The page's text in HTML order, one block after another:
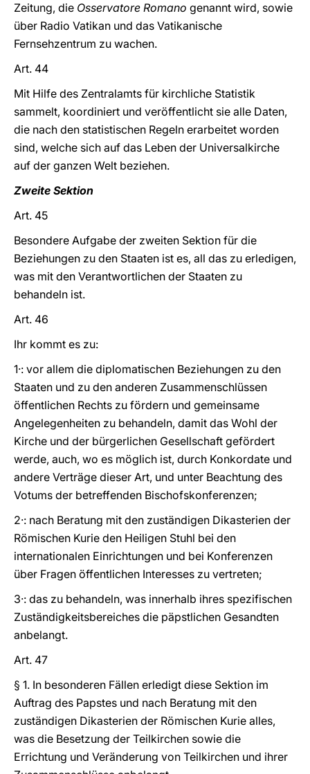
Zeitung, die Osservatore Romano genannt wird, sowie
über Radio Vatikan und das Vatikanische
Fernsehzentrum zu wachen.
Art. 44
Mit Hilfe des Zentralamts für kirchliche Statistik
sammelt, koordiniert und veröffentlicht sie alle Daten,
die nach den statistischen Regeln erarbeitet worden
sind, welche sich auf das Leben der Universalkirche
auf der ganzen Welt beziehen.
Zweite Sektion
Art. 45
Besondere Aufgabe der zweiten Sektion für die
Beziehungen zu den Staaten ist es, all das zu erledigen,
was mit den Verantwortlichen der Staaten zu
behandeln ist.
Art. 46
Ihr kommt es zu:
1·: vor allem die diplomatischen Beziehungen zu den
Staaten und zu den anderen Zusammenschlüssen
öffentlichen Rechts zu fördern und gemeinsame
Angelegenheiten zu behandeln, damit das Wohl der
Kirche und der bürgerlichen Gesellschaft gefördert
werde, auch, wo es möglich ist, durch Konkordate und
andere Verträge dieser Art, und unter Beachtung des
Votums der betreffenden Bischofskonferenzen;
2·: nach Beratung mit den zuständigen Dikasterien der
Römischen Kurie den Heiligen Stuhl bei den
internationalen Einrichtungen und bei Konferenzen
über Fragen öffentlichen Interesses zu vertreten;
3·: das zu behandeln, was innerhalb ihres spezifischen
Zuständigkeitsbereiches die päpstlichen Gesandten
anbelangt.
Art. 47
§ 1. In besonderen Fällen erledigt diese Sektion im
Auftrag des Papstes und nach Beratung mit den
zuständigen Dikasterien der Römischen Kurie alles,
was die Besetzung der Teilkirchen sowie die
Errichtung und Veränderung von Teilkirchen und ihrer